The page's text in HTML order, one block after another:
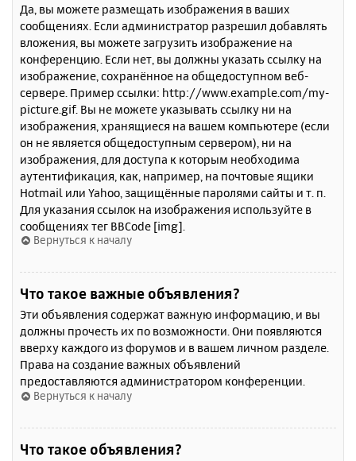
Да, вы можете размещать изображения в ваших
сообщениях. Если администратор разрешил добавлять
вложения, вы можете загрузить изображение на
конференцию. Если нет, вы должны указать ссылку на
изображение, сохранённое на общедоступном веб-
сервере. Пример ссылки: http://www.example.com/my-
picture.gif. Вы не можете указывать ссылку ни на
изображения, хранящиеся на вашем компьютере (если
он не является общедоступным сервером), ни на
изображения, для доступа к которым необходима
аутентификация, как, например, на почтовые ящики
Hotmail или Yahoo, защищённые паролями сайты и т. п.
Для указания ссылок на изображения используйте в
сообщениях тег BBCode [img].
Вернуться к началу
Что такое важные объявления?
Эти объявления содержат важную информацию, и вы
должны прочесть их по возможности. Они появляются
вверху каждого из форумов и в вашем личном разделе.
Права на создание важных объявлений
предоставляются администратором конференции.
Вернуться к началу
Что такое объявления?